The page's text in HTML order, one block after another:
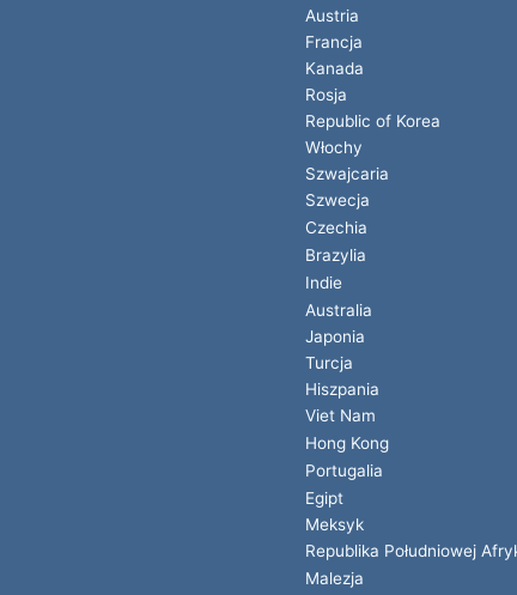
Austria
Francja
Kanada
Rosja
Republic of Korea
Włochy
Szwajcaria
Szwecja
Czechia
Brazylia
Indie
Australia
Japonia
Turcja
Hiszpania
Viet Nam
Hong Kong
Portugalia
Egipt
Meksyk
Republika Południowej
Malezja